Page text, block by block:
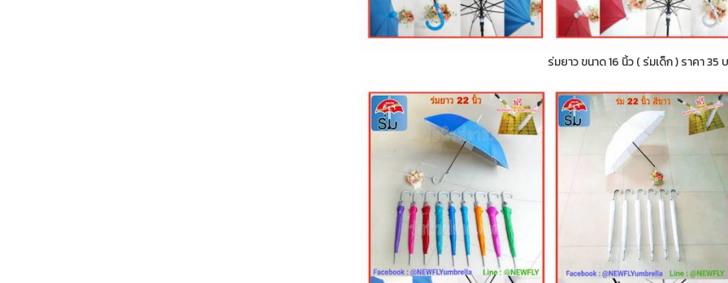
ร่มยาว ขนาด 16 นิ้ว ( ร่มเด็ก ) ราคา 35